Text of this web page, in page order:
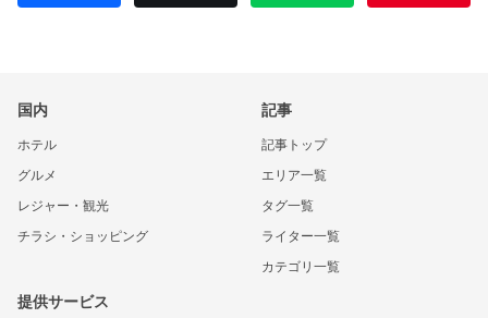
国内
ホテル
グルメ
レジャー・観光
チラシ・ショッピング
記事
記事トップ
エリア一覧
タグ一覧
ライター一覧
カテゴリ一覧
提供サービス